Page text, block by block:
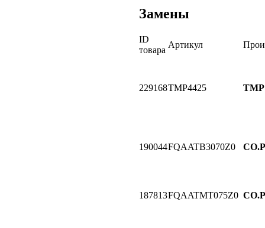
Замены
ID
товара
Артикул
229168TMP4425 TMP
190044FQAATB3070Z0
187813FQAATMT075Z0